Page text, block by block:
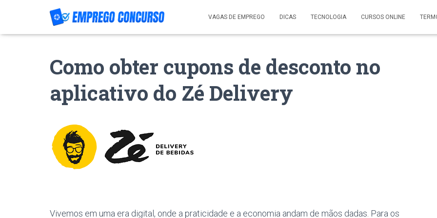
VAGAS DE EMPREGO DICAS TECNOLOGIA CURSOS ONLINE
Como obter cupons de desconto no
aplicativo do Zé Delivery
Vivemos em uma era digital, onde a praticidade e a economia andam de mãos dadas. Para os